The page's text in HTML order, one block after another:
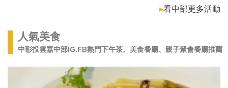
▸看中部更多活動
人氣美食
中彰投雲嘉中部IG.FB熱門下午茶、美食餐廳、親子聚會餐廳推薦